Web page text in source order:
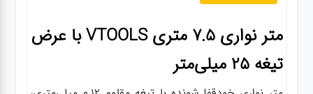
متر نواری 7.5 متری VTOOLS با عرض
تیغه 25 میلی‌متر